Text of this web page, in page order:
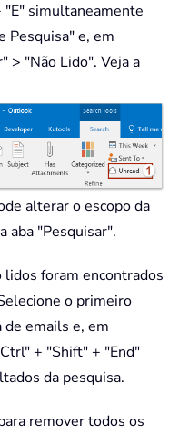
simultaneamente
Pesquisa" e, em
> "Não Lido". Veja a
alterar o escopo da
aba "Pesquisar".
foram encontrados
o primeiro
emails e, em
+ "Shift" + "End"
da pesquisa.
remover todos os